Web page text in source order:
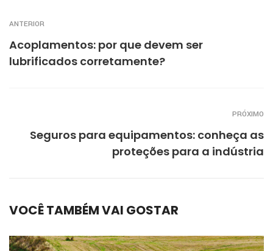
ANTERIOR
Acoplamentos: por que devem ser
lubrificados corretamente?
PRÓXIMO
Seguros para equipamentos: conheça as
proteções para a indústria
VOCÊ TAMBÉM VAI GOSTAR